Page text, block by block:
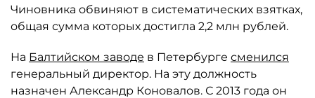
Чиновника обвиняют в систематических взятках,
общая сумма которых достигла 2,2 млн рублей.
На Балтийском заводе в Петербурге сменился
генеральный директор. На эту должность
назначен Александр Коновалов. С 2013 года он